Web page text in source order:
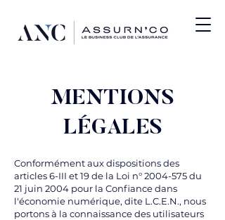
MENTIONS
LÉGALES
Conformément aux dispositions des
articles 6-III et 19 de la Loi n°2004-575du
21 juin 2004 pour la Confiance dans
l'économie numérique, dite L.C.E.N., nous
portons à la connaissance des utilisateurs